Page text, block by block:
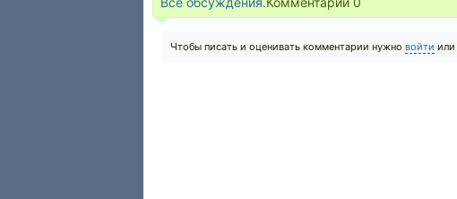
Чтобы писать и оценивать комментарии нужно войти или